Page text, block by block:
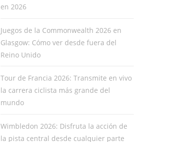
en 2026
Juegos de la Commonwealth 2026 en
Glasgow: Cómo ver desde fuera del
Reino Unido
Tour de Francia 2026: Transmite en vivo
la carrera ciclista más grande del
mundo
Wimbledon 2026: Disfruta la acción de
la pista central desde cualquier parte